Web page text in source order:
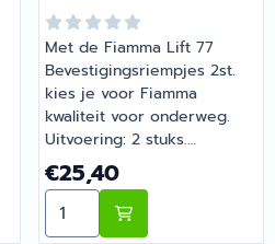
Slinger Carry-Bike Lift 77
Met de Fiamma Lift 77
Bevestigingsriempjes 2st.
kies je voor Fiamma
kwaliteit voor onderweg.
Uitvoering: 2 stuks.
Onmisbaar voor wie
comfortabel op pad gaat
met de camper of caravan.
Barsema Recreatie levert
Prijs: 25,40
€25,40
Aantal kiezen voor